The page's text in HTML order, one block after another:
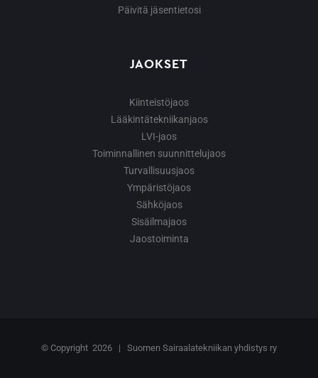
Päivitä jäsentietosi
JAOKSET
Kiinteistöjaos
Lääkintätekniikanjaos
LVI-jaos
Toiminnallinen suunnittelujaos
Turvallisuusjaos
Ympäristöjaos
Sähköjaos
Sisäilmajaos
Jaostoiminta
© Copyright 2026 | Suomen Sairaalatekniikan yhdistys ry